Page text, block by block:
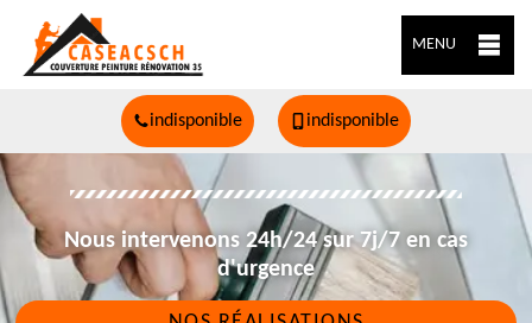
MENU
indisponible indisponible
Nous intervenons 24h/24 sur 7j/7 en cas
d'urgence